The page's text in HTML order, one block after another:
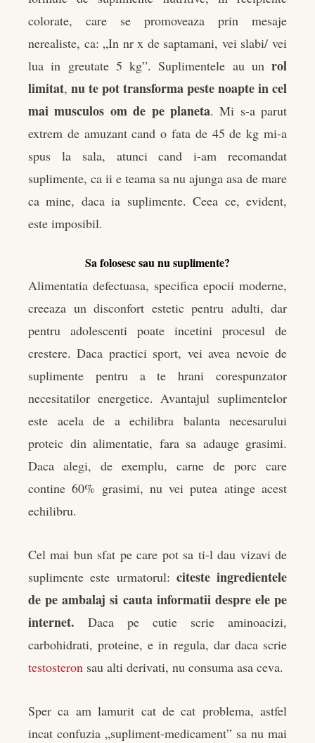
colorate, care se promoveaza prin mesaje
nerealiste, ca: „In nr x de saptamani, vei slabi/ vei
lua in greutate 5 kg”. Suplimentele au un rol
limitat, nu te pot transforma peste noapte in cel
mai musculos om de pe planeta. Mi s-a parut
extrem de amuzant cand o fata de 45 de kg mi-a
spus la sala, atunci cand i-am recomandat
suplimente, ca ii e teama sa nu ajunga asa de mare
ca mine, daca ia suplimente. Ceea ce, evident,
este imposibil.
Sa folosesc sau nu suplimente?
Alimentatia defectuasa, specifica epocii moderne,
creeaza un disconfort estetic pentru adulti, dar
pentru adolescenti poate incetini procesul de
crestere. Daca practici sport, vei avea nevoie de
suplimente pentru a te hrani corespunzator
necesitatilor energetice. Avantajul suplimentelor
este acela de a echilibra balanta necesarului
proteic din alimentatie, fara sa adauge grasimi.
Daca alegi, de exemplu, carne de porc care
contine 60% grasimi, nu vei putea atinge acest
echilibru.
Cel mai bun sfat pe care pot sa ti-l dau vizavi de
suplimente este urmatorul: citeste ingredientele
de pe ambalaj si cauta informatii despre ele pe
internet. Daca pe cutie scrie aminoacizi,
carbohidrati, proteine, e in regula, dar daca scrie
testosteron sau alti derivati, nu consuma asa ceva.
Sper ca am lamurit cat de cat problema, astfel
incat confuzia „supliment-medicament” sa nu mai